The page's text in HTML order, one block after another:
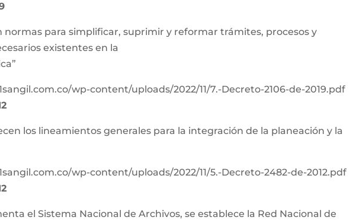
normas para simplificar, suprimir y reformar trámites, procesos y
existentes en la
wp-content/uploads/2022/11/7.-Decreto-2106-de-2019.pdf
los lineamientos generales para la integración de la planeación y la
wp-content/uploads/2022/11/5.-Decreto-2482-de-2012.pdf
el Sistema Nacional de Archivos, se establece la Red Nacional de